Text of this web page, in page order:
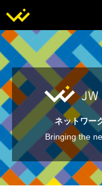
ネットワー
Bringing the